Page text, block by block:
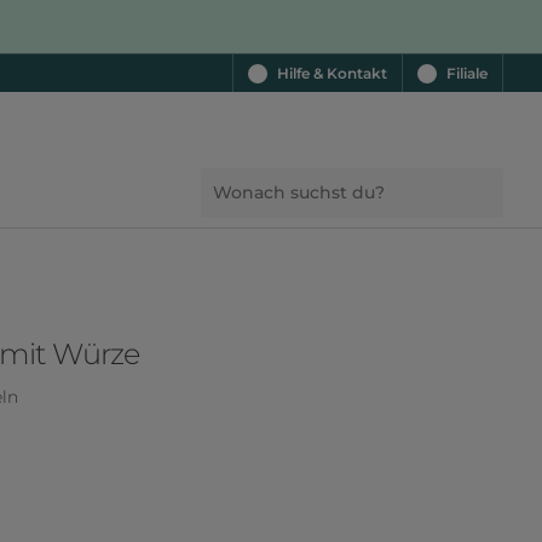
Hilfe & Kontakt Filiale
Würze